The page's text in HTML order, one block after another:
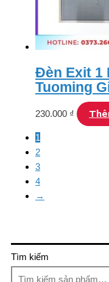
Đèn Exit 1
Tuoming
230.000 ₫
1
2
3
4
→
Tìm kiếm